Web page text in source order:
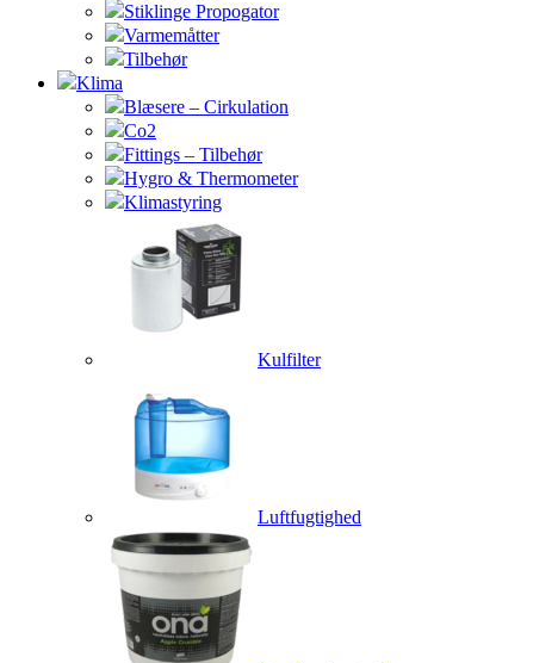
Stiklinge Propogator
Varmemåtter
Tilbehør
Klima
Blæsere – Cirkulation
Co2
Fittings – Tilbehør
Hygro & Thermometer
Klimastyring
Kulfilter
Luftfugtighed